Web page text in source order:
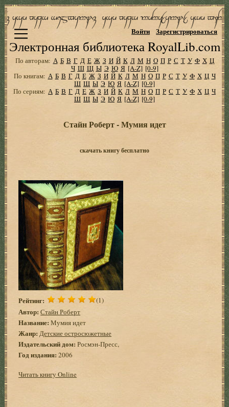
Электронная библиотека RoyalLib.com
Войти Зарегистрироваться
По авторам: А Б В Г Д Е Ж З И Й К Л М Н О П Р С Т У Ф Х Ц
Ч Ш Щ Ы Э Ю Я [A-Z] [0-9]
По книгам: А Б В Г Д Е Ж З И Й К Л М Н О П Р С Т У Ф Х Ц Ч
Ш Щ Ы Э Ю Я [A-Z] [0-9]
По сериям: А Б В Г Д Е Ж З И Й К Л М Н О П Р С Т У Ф Х Ц Ч
Ш Щ Ы Э Ю Я [A-Z] [0-9]
Стайн Роберт - Мумия идет
скачать книгу бесплатно
Рейтинг: (1)
Автор: Стайн Роберт
Название: Мумия идет
Жанр: Детские остросюжетные
Издательский дом: Росмэн-Пресс,
Год издания: 2006
Читать книгу Online